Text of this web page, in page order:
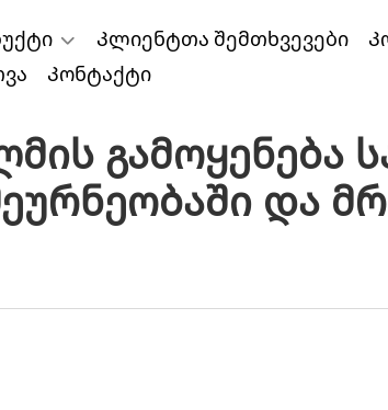
Კლიენტთა შემთხვევები
Კონტაქტი
Გამოყენება
Და